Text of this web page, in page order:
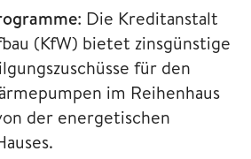
: Die Kreditanstalt
(KfW) bietet zinsgünstige
für den
im Reihenhaus
der energetischen